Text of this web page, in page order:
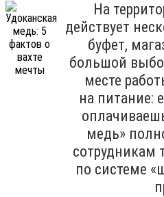
На
действует
буфет,
большой
месте
на питание:
медь»
сотрудникам
по системе